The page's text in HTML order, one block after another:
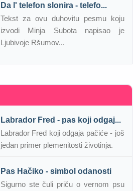
Da l' telefon slonira - telefo...
Tekst za ovu duhovitu pesmu koju
izvodi Minja Subota napisao je
Ljubivoje Ršumov...
Labrador Fred - pas koji odgaj...
Labrador Fred koji odgaja pačiće - još
jedan primer plemenitosti životinja.
Pas Hačiko - simbol odanosti
Sigurno ste čuli priču o vernom psu